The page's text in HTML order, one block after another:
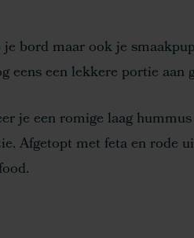
bord maar ook je
eens een lekkere portie aan
je een romige laag
Afgetopt met feta en rode